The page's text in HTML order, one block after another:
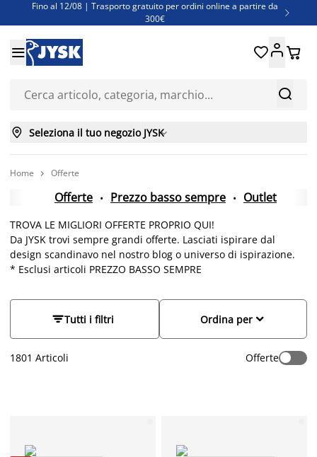
Fino al 12/08 | Trasporto gratuito per ordini online a partire da
300€

Super offerte d'estate | Oltre 1.500 articoli fino al 70%
Finanziamenti - Scegli il piano di rimborso più adatto a te


 
 Seleziona il tuo negozio JYSK
Home  Offerte
Offerte Prezzo basso sempre Outlet
TROVA LE MIGLIORI OFFERTE PROPRIO QUI!
Da JYSK trovi sempre grandi offerte. Lasciati ispirare dal
design scandinavo nel nostro blog o universo di ispirazione.
* Esclusi articoli PREZZO BASSO SEMPRE
Tutti i filtri 
Ordina per
1801 Articoli Offerte